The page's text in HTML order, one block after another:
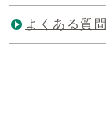
よくある質問